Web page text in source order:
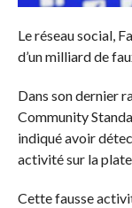
Le réseau social,
d’un milliard de
Dans son dernier
Community
indiqué avoir
activité sur la
Cette fausse